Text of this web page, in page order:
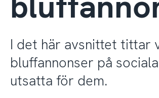
I det här avsnittet tittar
bluffannonser på
utsatta för dem.